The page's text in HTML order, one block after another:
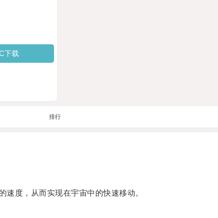
下载
排行
度，从而实现在宇宙中的快速移动。